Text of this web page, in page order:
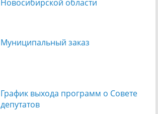
Новосибирской области
Муниципальный заказ
График выхода программ о Cовете
депутатов